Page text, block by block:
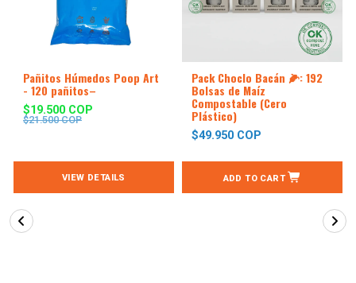
Pañitos Húmedos Poop Art
- 120 pañitos–
$19.500 COP
$21.500 COP
VIEW DETAILS
Pack Choclo Bacán 🌽: 192
Bolsas de Maíz
Compostable (Cero
Plástico)
$49.950 COP
ADD TO CART